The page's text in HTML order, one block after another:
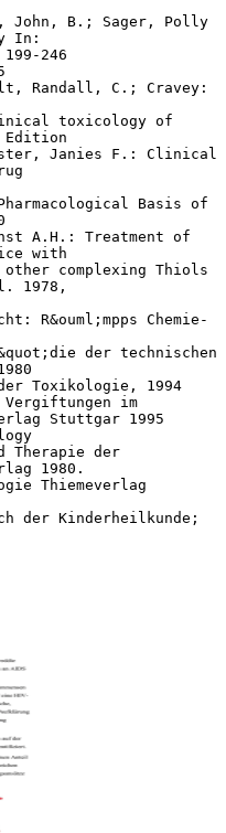
John, B.; Sager, Polly
In:
246
Randall, C.; Cravey:
toxicology of
Edition
Janies F.: Clinical
Basis of
A.H.: Treatment of
with
complexing Thiols
1978,
R&ouml;mpps Chemie-
der technischen
Toxikologie, 1994
im
Stuttgar 1995
Therapie der
1980.
Thiemeverlag
der Kinderheilkunde;